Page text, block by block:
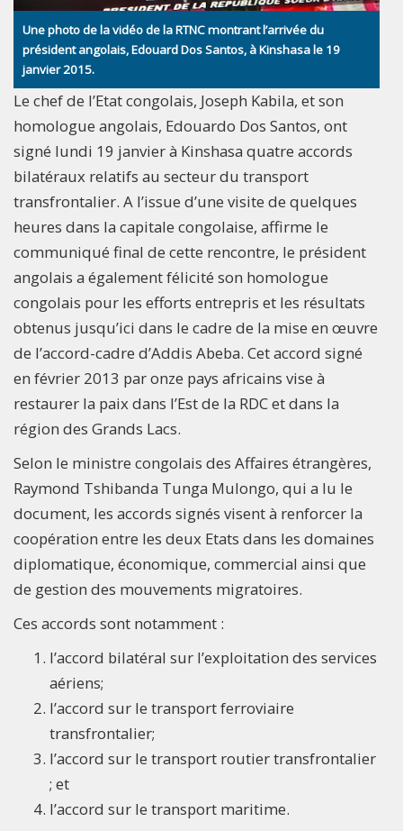
Une photo de la vidéo de la RTNC montrant l’arrivée du
président angolais, Edouard Dos Santos, à Kinshasa le 19
janvier 2015.
Le chef de l’Etat congolais, Joseph Kabila, et son
homologue angolais, Edouardo Dos Santos, ont
signé lundi 19 janvier à Kinshasa quatre accords
bilatéraux relatifs au secteur du transport
transfrontalier. A l’issue d’une visite de quelques
heures dans la capitale congolaise, affirme le
communiqué final de cette rencontre, le président
angolais a également félicité son homologue
congolais pour les efforts entrepris et les résultats
obtenus jusqu’ici dans le cadre de la mise en œuvre
de l’accord-cadre d’Addis Abeba. Cet accord signé
en février 2013 par onze pays africains vise à
restaurer la paix dans l’Est de la RDC et dans la
région des Grands Lacs.
Selon le ministre congolais des Affaires étrangères,
Raymond Tshibanda Tunga Mulongo, qui a lu le
document, les accords signés visent à renforcer la
coopération entre les deux Etats dans les domaines
diplomatique, économique, commercial ainsi que
de gestion des mouvements migratoires.
Ces accords sont notamment :
l’accord bilatéral sur l’exploitation des services
aériens;
l’accord sur le transport ferroviaire
transfrontalier;
l’accord sur le transport routier transfrontalier
; et
l’accord sur le transport maritime.